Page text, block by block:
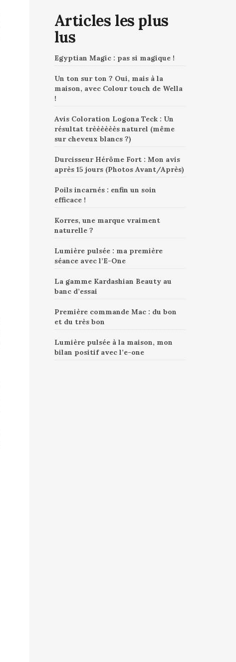
Articles les plus
lus
Egyptian Magic : pas si magique !
Un ton sur ton ? Oui, mais à la
maison, avec Colour touch de Wella
!
Avis Coloration Logona Teck : Un
résultat trèèèèèès naturel (même
sur cheveux blancs ?)
Durcisseur Hérôme Fort : Mon avis
après 15 jours (Photos Avant/Après)
Poils incarnés : enfin un soin
efficace !
Korres, une marque vraiment
naturelle ?
Lumière pulsée : ma première
séance avec l’E-One
La gamme Kardashian Beauty au
banc d’essai
Première commande Mac : du bon
et du très bon
Lumière pulsée à la maison, mon
bilan positif avec l’e-one